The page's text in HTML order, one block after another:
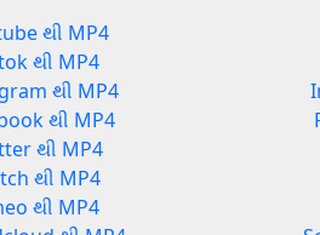
થી MP4
થી MP4
થી MP4
થી MP4
થી MP4
થી MP4
થી MP4